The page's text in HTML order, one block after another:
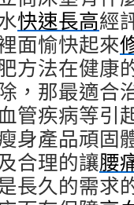
快速長高經
面愉快起來
方法在健康
，那最適合
管疾病等引
身產品頑固
合理的讓腰
長久的需求